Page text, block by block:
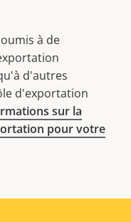
à de
d'autres
d'exportation
sur la
pour votre